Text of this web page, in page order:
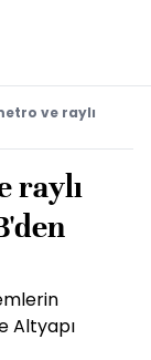
ve raylı
raylı
Altyapı